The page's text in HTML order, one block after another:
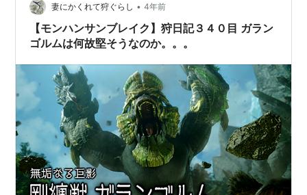
ミクニ亜種の討伐を終えたら最小サイズが更新されまし
た。 元々最小金冠を持っていたのかもし…
妻にかくれて狩ぐらし • 4年前
【モンハンサンブレイク】狩日記３４０目 ガラン
ゴルムは何故堅そうなのか。。。